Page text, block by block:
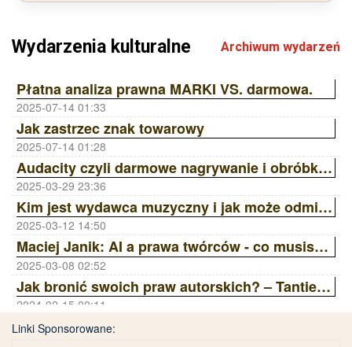
Wydarzenia kulturalne Archiwum wydarzeń
Płatna analiza prawna MARKI VS. darmowa.
2025-07-14 01:33
Jak zastrzec znak towarowy
2025-07-14 01:28
Audacity czyli darmowe nagrywanie i obróbka dźwięku
2025-03-29 23:36
Kim jest wydawca muzyczny i jak może odmienić Twoją karierę? | Ania Laskowska Sony Music Publishing ZAiKS Akademia
2025-03-12 14:50
Maciej Janik: AI a prawa twórców - co musisz wiedzieć? Wywiad z prawnikiem | ZAiKS Akademia
2025-03-08 02:52
Jak bronić swoich praw autorskich? – Tantiemy, Licencje, Ai | ZAiKS Akademia
2024-02-15 00:11
Linki Sponsorowane: